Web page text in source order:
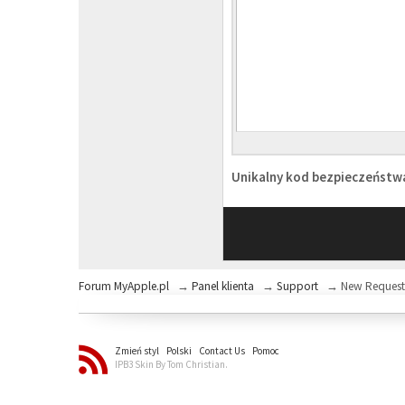
Unikalny kod
Forum MyApple.pl → Panel klienta → Support → New Request
Zmień styl Polski Contact Us
Pomoc
IPB3 Skin By Tom Christian.